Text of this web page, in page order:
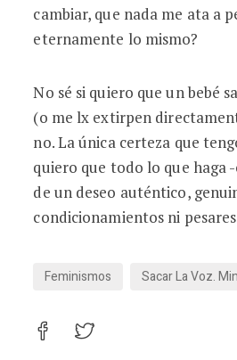
cambiar, que nada me ata a
eternamente lo mismo?
No sé si quiero que un bebé
(o me lx extirpen
no. La única certeza que
quiero que todo lo que haga
de un deseo auténtico,
condicionamientos ni
Feminismos Sacar La Voz.